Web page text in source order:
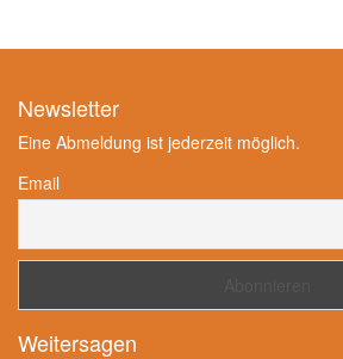
Newsletter
Eine Abmeldung ist jederzeit möglich.
Email
Weitersagen